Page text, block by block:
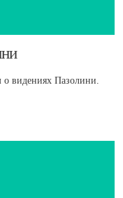
видениях Пазолини.